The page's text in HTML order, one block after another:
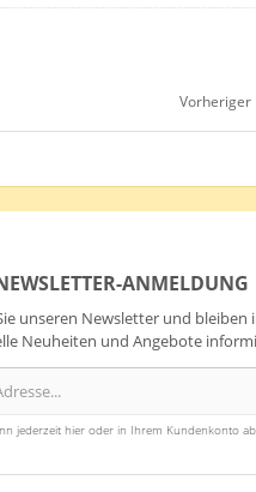
Vorheriger
ANMELDUNG
unseren Newsletter und bleiben
Neuheiten und Angebote
jederzeit hier oder in Ihrem Kundenkonto